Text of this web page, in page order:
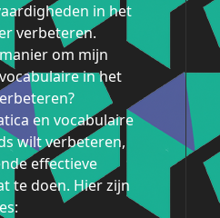
in het
verbeteren.
om mijn
in het
en vocabulaire
wilt verbeteren,
effectieve
te doen. Hier zijn